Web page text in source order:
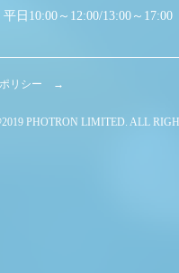
日10:00～12:00/13:00～17:00
ポリシー →
PHOTRON LIMITED. ALL